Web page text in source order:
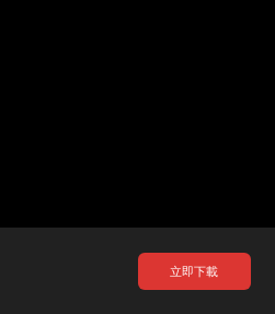
立即下載